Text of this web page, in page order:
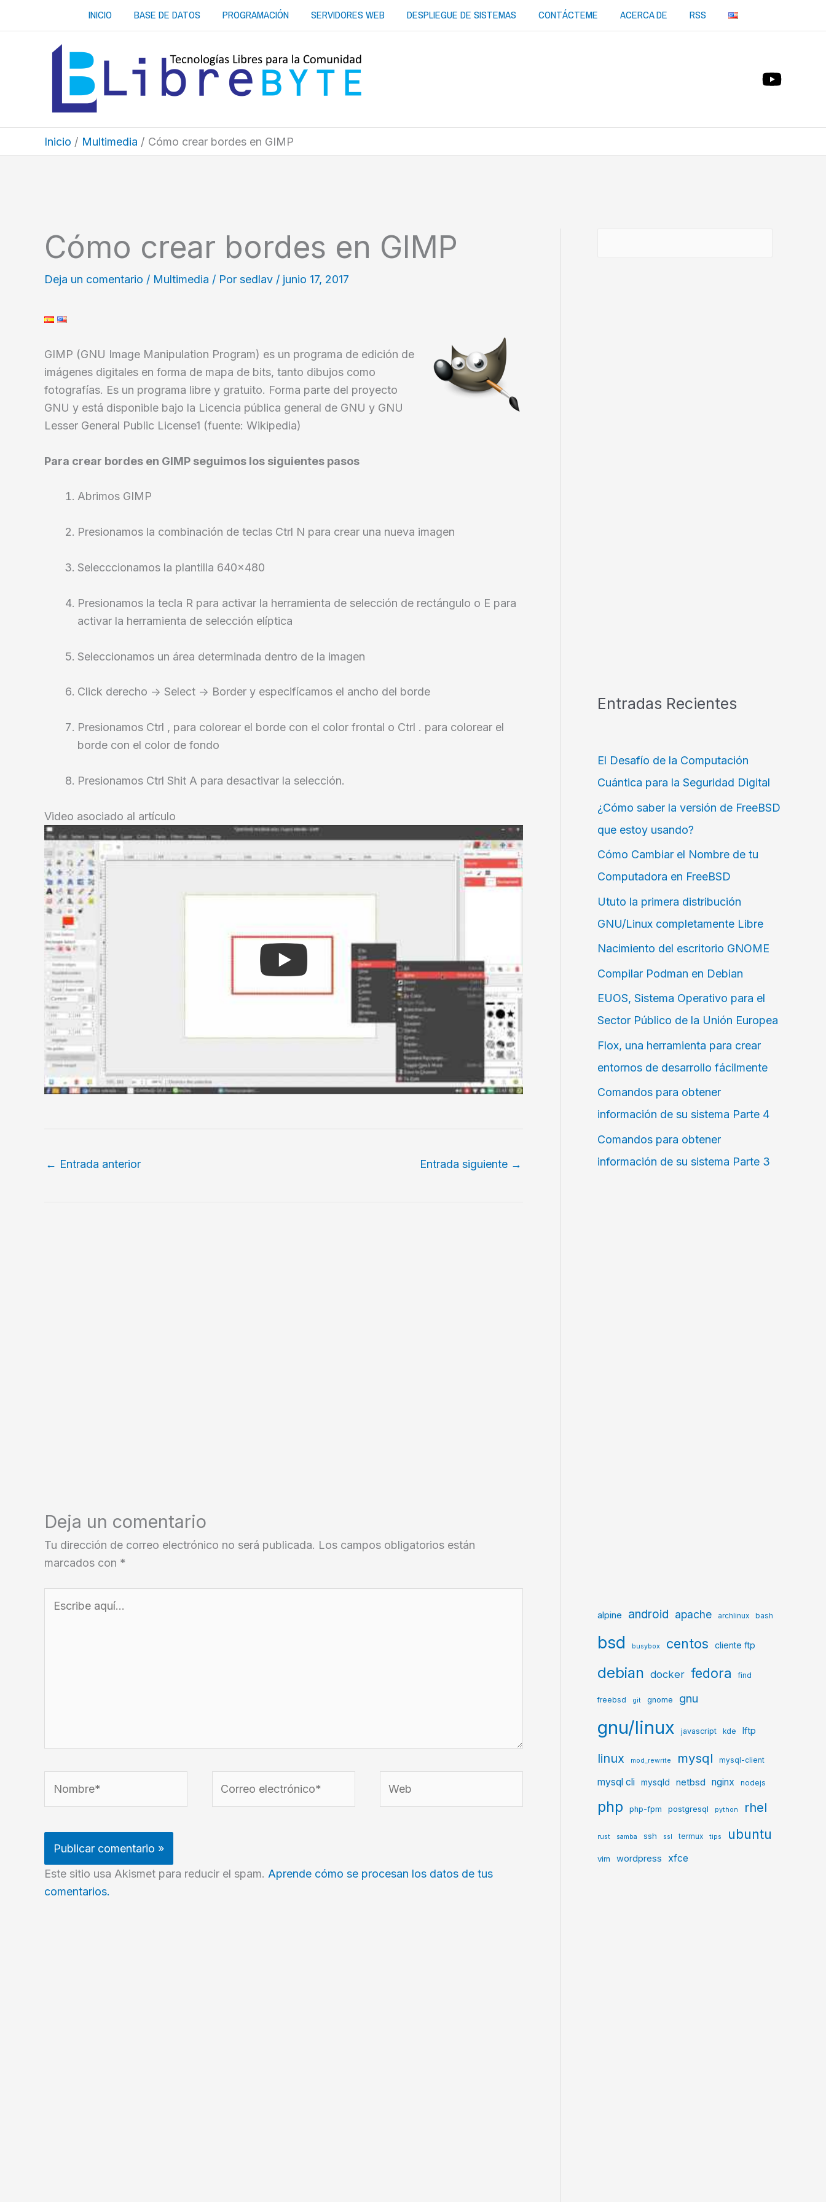
INICIO BASE DE DATOS PROGRAMACIÓN SERVIDORES WEB DESPLIEGUE DE SISTEMAS CONTÁCTEME ACERCA DE RSS
Inicio Multimedia Cómo crear bordes en GIMP
Cómo crear bordes en GIMP
Deja un comentario / Multimedia / Por sedlav / junio 17, 2017
GIMP (GNU Image Manipulation Program) es un programa de edición de
imágenes digitales en forma de mapa de bits, tanto dibujos como
fotografías. Es un programa libre y gratuito. Forma parte del proyecto
GNU y está disponible bajo la Licencia pública general de GNU y GNU
Lesser General Public License1 (fuente: Wikipedia)
Para crear bordes en GIMP seguimos los siguientes pasos
Abrimos GIMP
Presionamos la combinación de teclas Ctrl N para crear una nueva imagen
Selecccionamos la plantilla 640×480
Presionamos la tecla R para activar la herramienta de selección de rectángulo o E para
activar la herramienta de selección elíptica
Seleccionamos un área determinada dentro de la imagen
Click derecho -> Select -> Border y especifícamos el ancho del borde
Presionamos Ctrl , para colorear el borde con el color frontal o Ctrl . para colorear el
borde con el color de fondo
Presionamos Ctrl Shit A para desactivar la selección.
Video asociado al artículo
← Entrada anterior Entrada siguiente →
Deja un comentario
Tu dirección de correo electrónico no será publicada. Los campos obligatorios están
marcados con *
Este sitio usa Akismet para reducir el spam. Aprende cómo se procesan los datos de tus
comentarios.
Entradas Recientes
El Desafío de la Computación
Cuántica para la Seguridad Digital
¿Cómo saber la versión de FreeBSD
que estoy usando?
Cómo Cambiar el Nombre de tu
Computadora en FreeBSD
Ututo la primera distribución
GNU/Linux completamente Libre
Nacimiento del escritorio GNOME
Compilar Podman en Debian
EUOS, Sistema Operativo para el
Sector Público de la Unión Europea
Flox, una herramienta para crear
entornos de desarrollo fácilmente
Comandos para obtener
información de su sistema Parte 4
Comandos para obtener
información de su sistema Parte 3
alpine android apache archlinux bash
bsd busybox centos cliente ftp
debian docker fedora find
freebsd git gnome gnu
gnu/linux javascript kde lftp
linux mod_rewrite mysql mysql-client
mysql cli mysqld netbsd nginx nodejs
php php-fpm postgresql python rhel
rust samba ssh ssl termux tips ubuntu
vim wordpress xfce